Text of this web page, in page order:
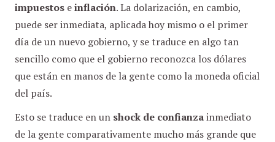
impuestos einflación. La dolarización, en cambio,
puede ser inmediata, aplicada hoy mismo o el primer
día de un nuevo gobierno, y se traduce en algo tan
sencillo como que el gobierno reconozca los dólares
que están en manos de la gente como la moneda oficial
del país.
Esto se traduce en un shock de confianzainmediato
de la gente comparativamente mucho más grande que